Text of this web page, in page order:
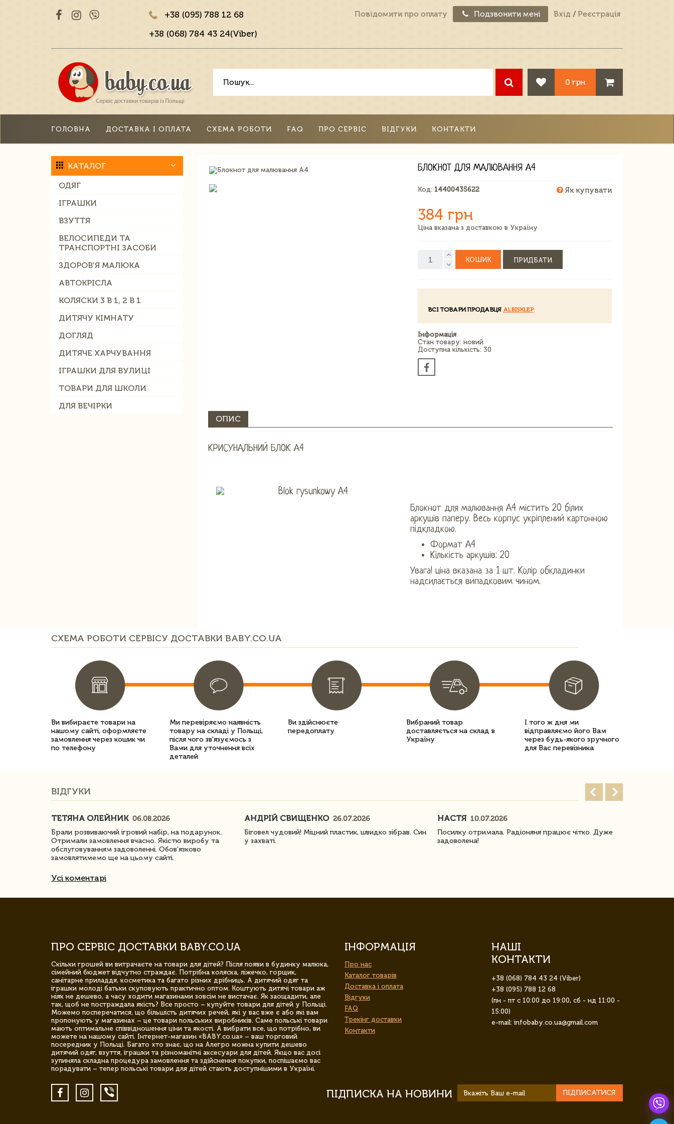
+38 (095) 788 12 68
+38 (068) 784 43 24(Viber)
Повідомити про оплату Подзвонити мені Вхід / Реєстрація
0 грн
ГОЛОВНА ДОСТАВКА І ОПЛАТА СХЕМА РОБОТИ FAQ ПРО СЕРВІС ВІДГУКИ КОНТАКТИ
КАТАЛОГ
ОДЯГ
ІГРАШКИ
ВЗУТТЯ
ВЕЛОСИПЕДИ ТА
ТРАНСПОРТНІ ЗАСОБИ
ЗДОРОВ'Я МАЛЮКА
АВТОКРІСЛА
КОЛЯСКИ 3 В 1, 2 В 1
ДИТЯЧУ КІМНАТУ
ДОГЛЯД
ДИТЯЧЕ ХАРЧУВАННЯ
ІГРАШКИ ДЛЯ ВУЛИЦІ
ТОВАРИ ДЛЯ ШКОЛИ
ДЛЯ ВЕЧІРКИ
БЛОКНОТ ДЛЯ МАЛЮВАННЯ А4
Код: 14400435622 Як купувати
384 грн
Ціна вказана з доставкою в Україну
КОШИК ПРИДБАТИ
ВСІ ТОВАРИ ПРОДАВЦЯ ALBISKLEP
Інформація
Стан товару: новий
Доступна кількість: 30
ОПИС
КРИСУНАЛЬНИЙ БЛОК А4
Блокнот для малювання А4 містить 20 білих
аркушів паперу. Весь корпус укріплений картонною
підкладкою.
Формат А4
Кількість аркушів: 20
Увага! ціна вказана за 1 шт. Колір обкладинки
надсилається випадковим чином.
СХЕМА РОБОТИ СЕРВІСУ ДОСТАВКИ BABY.CO.UA
Ви вибираєте товари на
нашому сайті, оформляєте
замовлення через кошик чи
по телефону
Ми перевіряємо наявність
товару на складі у Польщі,
після чого зв'язуємось з
Вами для уточнення всіх
деталей
Ви здійснюєте
передоплату
Вибраний товар
доставляється на склад в
Україну
І того ж дня ми
відправляємо його Вам
через будь-якого зручного
для Вас перевізника
ВІДГУКИ
ТЕТЯНА ОЛЕЙНИК 06.08.2026
Брали розвиваючий ігровий набір, на подарунок.
Отримали замовлення вчасно. Якістю виробу та
обслуговуванням задоволенні. Обов'язково
замовлятимемо ще на цьому сайті.
АНДРІЙ СВИЩЕНКО 26.07.2026
Біговел чудовий! Міцний пластик, швидко зібрав. Син
у захваті.
НАСТЯ 10.07.2026
Посилку отримала. Радіоняня працює чітко. Дуже
задоволена!
Усі коментарі
ПРО СЕРВІС ДОСТАВКИ BABY.CO.UA
Скільки грошей ви витрачаєте на товари для дітей? Після появи в будинку малюка,
сімейний бюджет відчутно страждає. Потрібна коляска, ліжечко, горщик,
санітарне приладдя, косметика та багато різних дрібниць. А дитячий одяг та
іграшки молоді батьки скуповують практично оптом. Коштують дитячі товари аж
ніяк не дешево, а часу ходити магазинами зовсім не вистачає. Як заощадити, але
так, щоб не постраждала якість? Все просто – купуйте товари для дітей у Польщі.
Можемо посперечатися, що більшість дитячих речей, які у вас вже є або які вам
пропонують у магазинах – це товари польських виробників. Саме польські товари
мають оптимальне співвідношення ціни та якості. А вибрати все, що потрібно, ви
можете на нашому сайті. Інтернет-магазин «BABY.co.ua» – ваш торговий
посередник у Польщі. Багато хто знає, що на Алегро можна купити дешево
дитячий одяг, взуття, іграшки та різноманітні аксесуари для дітей. Якщо вас досі
зупиняла складна процедура замовлення та здійснення покупки, поспішаємо вас
порадувати – тепер польські товари для дітей стають доступнішими в Україні.
ІНФОРМАЦІЯ
Про нас
Каталог товарів
Доставка і оплата
Відгуки
FAQ
Трекінг доставки
Контакти
НАШІ
КОНТАКТИ
+38 (068) 784 43 24 (Viber)
+38 (095) 788 12 68
(пн - пт с 10:00 до 19:00, сб - нд 11:00 -
15:00)
e-mail: infobaby.co.ua@gmail.com
ПІДПИСКА НА НОВИНИ ПІДПИСАТИСЯ